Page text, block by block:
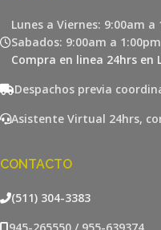
Lunes a Viernes: 9:00am
Sabados: 9:00am a 1:00pm
Compra en linea 24hrs en
Despachos previa
Asistente Virtual 24hrs,
CONTACTO
(511) 304-3383